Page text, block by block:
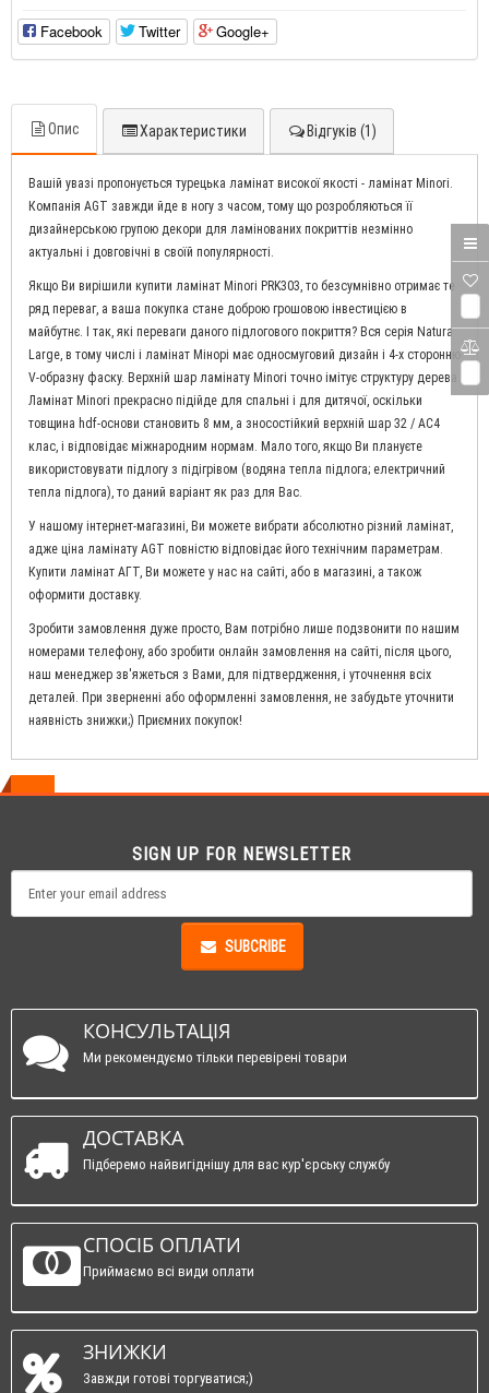
Facebook Twitter Google+
Опис Характеристики Відгуків (1)
Вашій увазі пропонується турецька ламінат високої якості - ламінат Minori.
Компанія AGT завжди йде в ногу з часом, тому що розробляються її
дизайнерською групою декори для ламінованих покриттів незмінно
актуальні і довговічні в своїй популярності.
Якщо Ви вирішили купити ламінат Minori PRK303, то безсумнівно отримає те
ряд переваг, а ваша покупка стане доброю грошовою інвестицією в
майбутнє. І так, які переваги даного підлогового покриття? Вся серія Natura
Large, в тому числі і ламінат Мінорі має односмуговий дизайн і 4-х сторонню
V-образну фаску. Верхній шар ламінату Minori точно імітує структуру дерева.
Ламінат Minori прекрасно підійде для спальні і для дитячої, оскільки
товщина hdf-основи становить 8 мм, а зносостійкий верхній шар 32 / AC4
клас, і відповідає міжнародним нормам. Мало того, якщо Ви плануєте
використовувати підлогу з підігрівом (водяна тепла підлога; електричний
тепла підлога), то даний варіант як раз для Вас.
У нашому інтернет-магазині, Ви можете вибрати абсолютно різний ламінат,
адже ціна ламінату AGT повністю відповідає його технічним параметрам.
Купити ламінат АГТ, Ви можете у нас на сайті, або в магазині, а також
оформити доставку.
Зробити замовлення дуже просто, Вам потрібно лише подзвонити по нашим
номерами телефону, або зробити онлайн замовлення на сайті, після цього,
наш менеджер зв'яжеться з Вами, для підтвердження, і уточнення всіх
деталей. При зверненні або оформленні замовлення, не забудьте уточнити
наявність знижки;) Приємних покупок!
SIGN UP FOR NEWSLETTER
SUBCRIBE
КОНСУЛЬТАЦІЯ
Ми рекомендуємо тільки перевірені товари
ДОСТАВКА
Підберемо найвигіднішу для вас кур'єрську службу
СПОСІБ ОПЛАТИ
Приймаємо всі види оплати
ЗНИЖКИ
Завжди готові торгуватися;)